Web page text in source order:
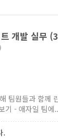
개발 실무
팀원들과 함께
기 - 애자일 팀에
.